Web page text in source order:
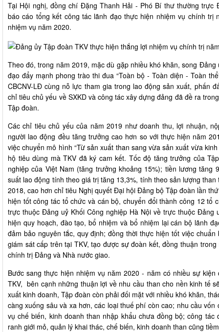
Tại Hội nghị, đồng chí Đặng Thanh Hải - Phó Bí thư thường trực
báo cáo tổng kết công tác lãnh đạo thực hiện nhiệm vụ chính trị
nhiệm vụ năm 2020.
Theo đó, trong năm 2019, mặc dù gặp nhiều khó khăn, song
đạo đẩy mạnh phong trào thi đua “Toàn bộ - Toàn diện - Toàn
CBCNV-LĐ cùng nỗ lực tham gia trong lao động sản xuất, phấn
chỉ tiêu chủ yếu về SXKD và công tác xây dựng đảng đã đề ra
Tập đoàn.
Các chỉ tiêu chủ yếu của năm 2019 như doanh thu, lợi nhuận,
người lao động đều tăng trưởng cao hơn so với thực hiện năm
việc chuyển mô hình “Từ sản xuất than sang vừa sản xuất vừa
hộ tiêu dùng mà TKV đã ký cam kết. Tốc độ tăng trưởng của
nghiệp của Việt Nam (tăng trưởng khoảng 15%); tiền lương tăng
suất lao động tính theo giá trị tăng 13,3%, tính theo sản lượng
2018, cao hơn chỉ tiêu Nghị quyết Đại hội Đảng bộ Tập đoàn lần
hiện tốt công tác tổ chức và cán bộ, chuyển đổi thành công 12 tổ
trực thuộc Đảng uỷ Khối Công nghiệp Hà Nội về trực thuộc Đảng
hiện quy hoạch, đào tạo, bổ nhiệm và bổ nhiệm lại cán bộ lãnh
đảm bảo nguyên tắc, quy định; đồng thời thực hiện tốt việc
giám sát cấp trên tại TKV, tạo được sự đoàn kết, đồng thuận
chính trị Đảng và Nhà nước giao.
Bước sang thực hiện nhiệm vụ năm 2020 - năm có nhiều sự
TKV, bên cạnh những thuận lợi về nhu cầu than cho nền kinh tế
xuất kinh doanh, Tập đoàn còn phải đối mặt với nhiều khó khăn,
càng xuống sâu và xa hơn, các loại thuế phí còn cao; nhu cầu
vụ chế biến, kinh doanh than nhập khẩu chưa đồng bộ; công
ranh giới mỏ, quản lý khai thác, chế biến, kinh doanh than cũng